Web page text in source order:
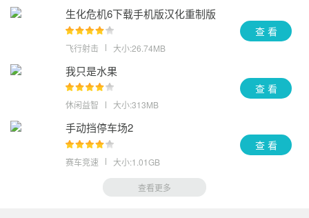
奥特曼传奇英雄内置菜单版 查看
奥特曼传奇英雄
奥特曼传奇英雄 查看
奥特曼传奇英雄
奥特曼传奇英雄老版本内购版 查看
生化危机6下载手机版汉化重制版
飞行射击 大小:26.74MB
查 看
我只是水果
休闲益智 大小:313MB
查 看
手动挡停车场2
赛车竞速 大小:1.01GB
查 看
查看更多